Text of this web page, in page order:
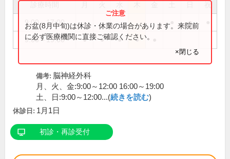
祝
9:00～17:00 ●
9:00～19:00 ● ● ● ●
お盆(8月中旬)は休診・休業の場合があります。来院前
に必ず医療機関に直接ご確認ください。
×閉じる
備考: 脳神経外科
月、火、金:9:00～12:00 16:00～19:00
土、日:9:00～12:00...(続きを読む)
休診日: 1月1日
初診・再診受付